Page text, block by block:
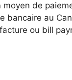
de
bancaire au
ou bill